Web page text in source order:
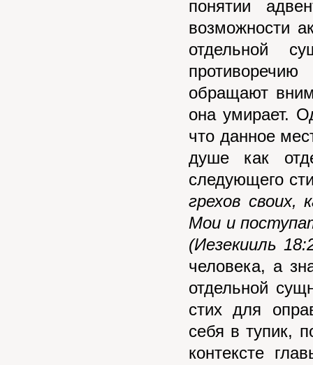
понятии
возможности
отдельной
обращают
она умирает.
что данное
душе как
следующего
грехов своих,
Мои и
(Иезекииль
человека, а
отдельной
стих для
себя в тупик,
контексте